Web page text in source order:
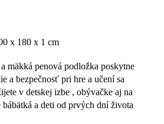
x 180 x 1 cm
mäkká penová podložka poskytne
a bezpečnosť pri hre a učení sa
v detskej izbe , obývačke aj na
bábätká a deti od prvých dní života